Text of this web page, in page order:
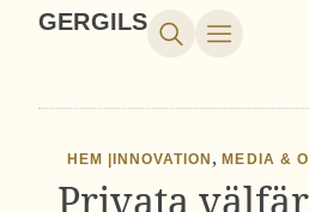
GERGILS
HEM | INNOVATION , MEDIA &
Privata